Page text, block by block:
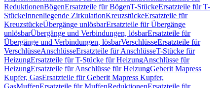
ReduktionenBögenErsatzteile für BögenT-StückeErsatzteile für T-
StückeInnenliegende ZirkulationKreuzstückeErsatzteile für
KreuzstückeÜbergänge unlösbarErsatzteile für Übergänge
unlösbarÜbergänge und Verbindungen, lösbarErsatzteile für
Übergänge und Verbindungen, lösbarVerschlüsseErsatzteile für
VerschlüsseAnschlüsseErsatzteile für AnschlüsseT-Stücke für
HeizungErsatzteile für T-Stücke für HeizungAnschlüsse für
HeizungErsatzteile für Anschlüsse für HeizungGeberit Mapress
Kupfer, GasErsatzteile für Geberit Mapress Kupfer,
GasMuffenErsatzteile für MuffenReduktionenErsatzteile für